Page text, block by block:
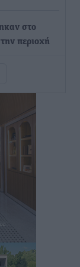
στο
περιοχή
– Ισχυρά
περιοχές
τους